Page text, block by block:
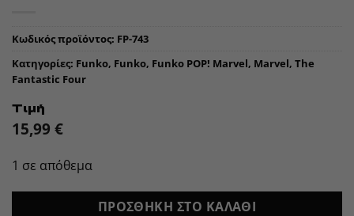
Κωδικός προϊόντος: FP-743
Κατηγορίες: Funko, Funko, Funko POP! Marvel, Marvel, The
Fantastic Four
Τιμή
15,99 €
1 σε απόθεμα
ΠΡΟΣΘΉΚΗ ΣΤΟ ΚΑΛΆΘΙ